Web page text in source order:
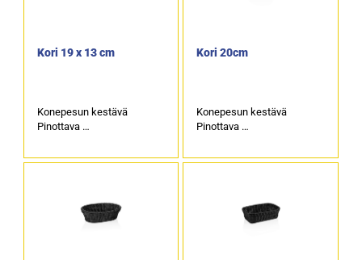
Kori 19 x 13 cm
Konepesun kestävä
Pinottava
Kori 20cm
Konepesun kestävä
Pinottava